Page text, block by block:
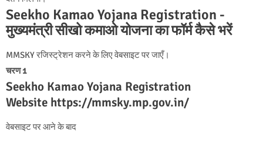
Seekho Kamao Yojana Registration -
मुख्यमंत्री सीखो कमाओ योजना का फॉर्म कैसे भरें
MMSKY रजिस्ट्रेशन करने के लिए वेबसाइट पर जाएँ।
चरण 1
Seekho Kamao Yojana Registration
Website https://mmsky.mp.gov.in/
वेबसाइट पर आने के बाद